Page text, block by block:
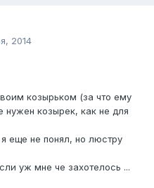
2014
козырьком (за что ему
нужен козырек, как не для
еще не понял, но люстру
уж мне че захотелось ...